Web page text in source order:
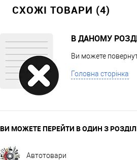
СХОЖІ ТОВАРИ (4)
В ДАНОМУ
Ви можете
Головна сторінка
ВИ МОЖЕТЕ ПЕРЕЙТИ В ОДИН З
Автотовари